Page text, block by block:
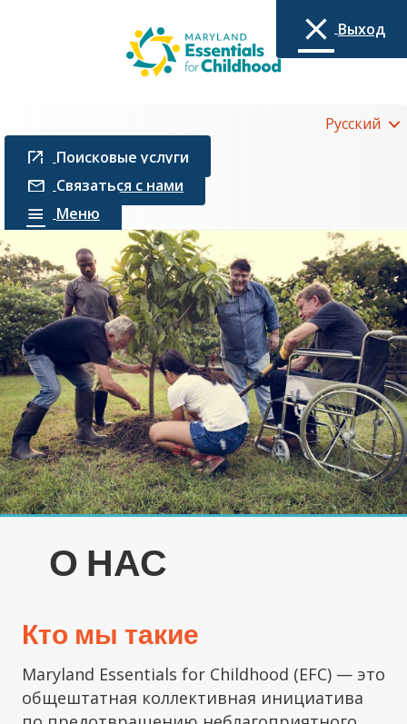
Русский
Поисковые услуги
Связаться с нами
Меню
О НАС
Кто мы такие
Maryland Essentials for Childhood (EFC) — это
общештатная коллективная инициатива
Выход